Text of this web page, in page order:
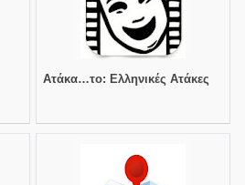
Ατάκα…το: Ελληνικές Ατάκες